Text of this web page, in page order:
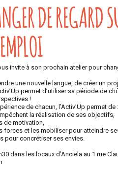
DE REGARD
invite à son prochain atelier pour
une nouvelle langue, de créer un
permet d’utiliser sa période de
!
de chacun, l’Activ’Up permet de :
la réalisation de ses objectifs,
de motivation,
forces et les mobiliser pour atteindre
pour concrétiser ses envies.
dans les locaux d’Anciela au 1 rue